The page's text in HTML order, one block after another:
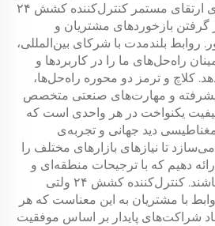
ارتقای مستمر
کنترل‌کننده کشش ۲۴
گرفتن بازخوردهای مشتریان و
روابط بلندمدت با شرکای بین‌المللی،
راه‌حل‌های ما را در کاربردها و
کلاچ و ترمز دو محوره راه‌حل‌ها،
و مهارت‌های صنعتی متخصص
یکنواخت در هر واحدی است که
دید جهانی و تجربه‌ی
تا نیازهای بازارهای مختلف را
دهیم که با ترجیحات منطقه‌ای و
کنترل‌کننده کشش ۲۴ ولتی
با مشتریان به این معناست که هر
شراکت‌های پایدار بر اساس موفقیت